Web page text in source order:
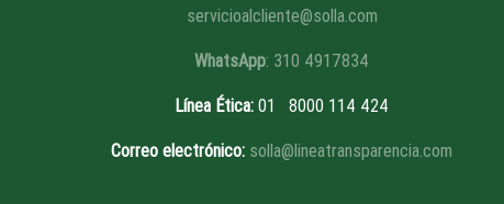
servicioalcliente@solla.com
WhatsApp: 310 4917834
Línea Ética: 01 8000 114 424
Correo electrónico: solla@lineatransparencia.com